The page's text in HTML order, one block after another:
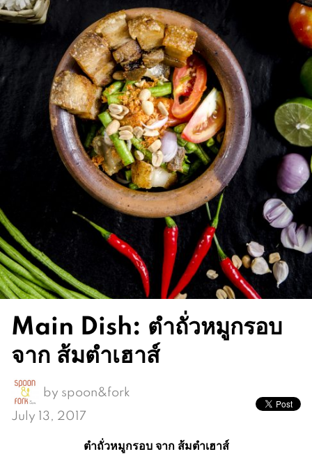
Main Dish: ตำถั่วหมูกรอบ
จาก ส้มตำเฮาส์
by spoon&fork
July 13, 2017
ตำถั่วหมูกรอบ จาก ส้มตำเฮาส์